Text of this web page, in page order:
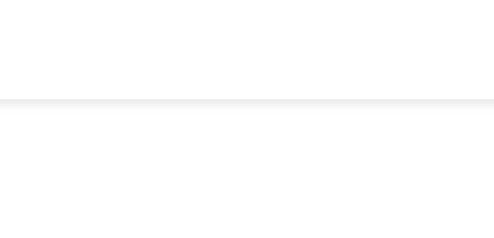
lub powrotu, zapewniając ciągłość działania